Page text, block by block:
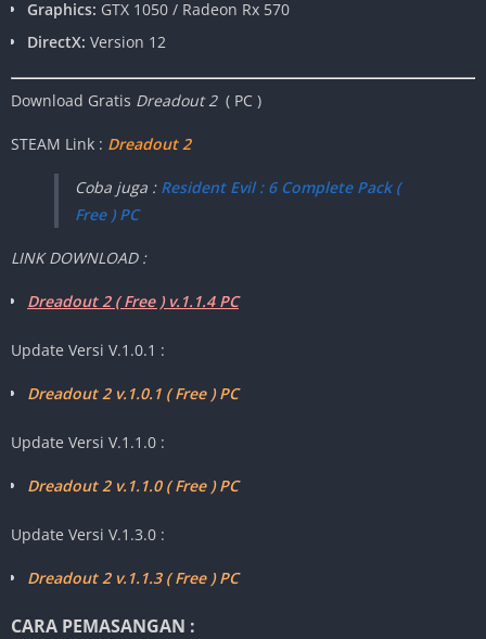
Graphics: GTX 1050 / Radeon Rx 570
DirectX: Version 12
Download Gratis Dreadout 2 ( PC )
STEAM Link : Dreadout 2
Coba juga : Resident Evil : 6 Complete Pack (
Free ) PC
LINK DOWNLOAD :
Dreadout 2 ( Free ) v.1.1.4 PC
Update Versi V.1.0.1 :
Dreadout 2 v.1.0.1 ( Free ) PC
Update Versi V.1.1.0 :
Dreadout 2 v.1.1.0 ( Free ) PC
Update Versi V.1.3.0 :
Dreadout 2 v.1.1.3 ( Free ) PC
CARA PEMASANGAN :